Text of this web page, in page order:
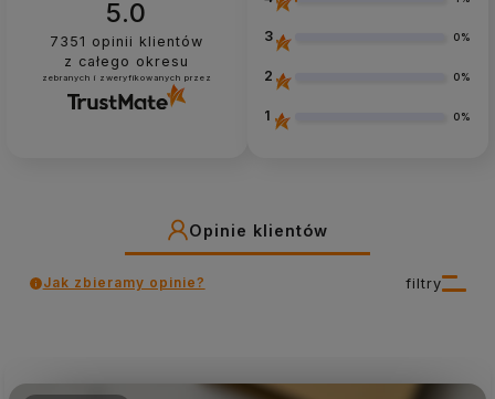
5.0
7351 opinii klientów
z całego okresu
zebranych i zweryfikowanych przez
3 0%
2 0%
1 0%
Opinie klientów
filtry
Jak zbieramy opinie?